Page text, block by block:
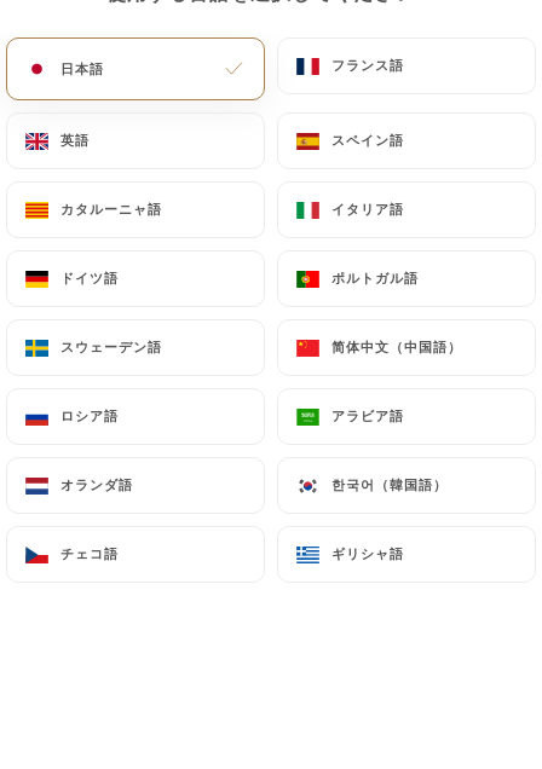
メニュー
日本語 フランス語
英語 スペイン語
カタルーニャ語 イタリア語
ドイツ語 ポルトガル語
スウェーデン語 简体中文（中国語）
ロシア語 アラビア語
オランダ語 한국어（韓国語）
チェコ語 ギリシャ語
ホーム/連絡先
連絡先
Brasserie La Verrière
48 Boulevard de la Liberté
日本語 フランス語
英語 スペイン語
カタルーニャ語 イタリア語
ドイツ語 ポルトガル語
スウェーデン語 简体中文（中国語）
ロシア語 アラビア語
オランダ語 한국어（韓国語）
チェコ語 ギリシャ語